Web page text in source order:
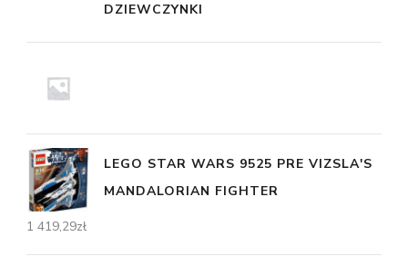
DZIEWCZYNKI
LEGO STAR WARS 9525 PRE VIZSLA'S
MANDALORIAN FIGHTER
1 419,29zł